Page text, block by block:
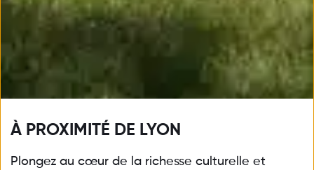
À PROXIMITÉ DE LYON
Plongez au cœur de la richesse culturelle et